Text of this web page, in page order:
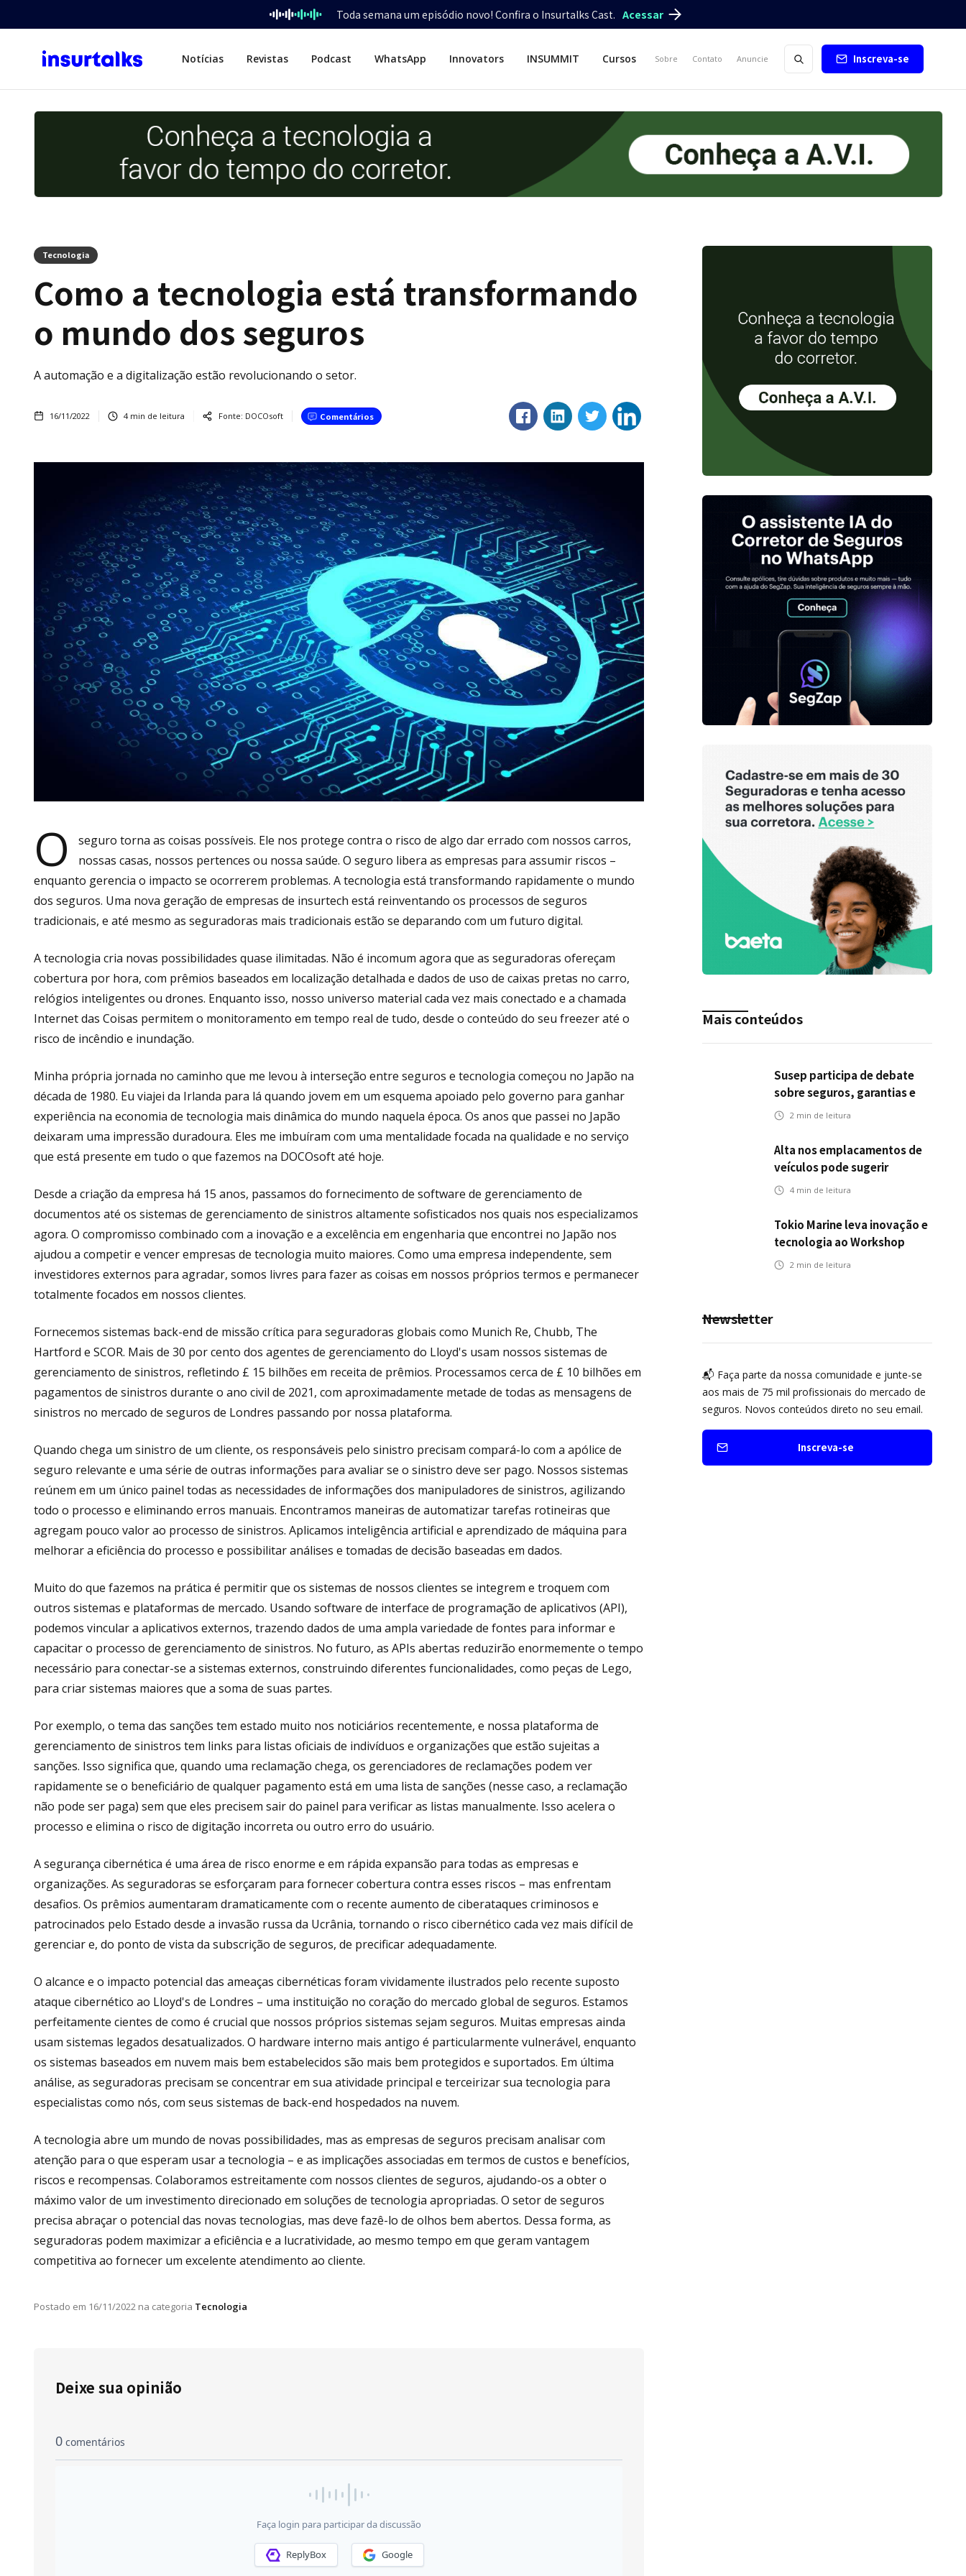
Toda semana um episódio novo! Confira o Insurtalks Cast. Acessar
Notícias Revistas Podcast WhatsApp Innovators INSUMMIT Cursos Sobre Contato Anuncie Inscreva-se
Tecnologia
Como a tecnologia está transformando
o mundo dos seguros
A automação e a digitalização estão revolucionando o setor.
16/11/2022 4min de leitura Fonte: DOCOsoft Comentários
O
seguro torna as coisas possíveis. Ele nos protege contra o risco de algo dar errado com nossos carros,
nossas casas, nossos pertences ou nossa saúde. O seguro libera as empresas para assumir riscos –
enquanto gerencia o impacto se ocorrerem problemas. A tecnologia está transformando rapidamente o mundo
dos seguros. Uma nova geração de empresas de insurtech está reinventando os processos de seguros
tradicionais, e até mesmo as seguradoras mais tradicionais estão se deparando com um futuro digital.
A tecnologia cria novas possibilidades quase ilimitadas. Não é incomum agora que as seguradoras ofereçam
cobertura por hora, com prêmios baseados em localização detalhada e dados de uso de caixas pretas no carro,
relógios inteligentes ou drones. Enquanto isso, nosso universo material cada vez mais conectado e a chamada
Internet das Coisas permitem o monitoramento em tempo real de tudo, desde o conteúdo do seu freezer até o
risco de incêndio e inundação.
Minha própria jornada no caminho que me levou à interseção entre seguros e tecnologia começou no Japão na
década de 1980. Eu viajei da Irlanda para lá quando jovem em um esquema apoiado pelo governo para ganhar
experiência na economia de tecnologia mais dinâmica do mundo naquela época. Os anos que passei no Japão
deixaram uma impressão duradoura. Eles me imbuíram com uma mentalidade focada na qualidade e no serviço
que está presente em tudo o que fazemos na DOCOsoft até hoje.
Desde a criação da empresa há 15 anos, passamos do fornecimento de software de gerenciamento de
documentos até os sistemas de gerenciamento de sinistros altamente sofisticados nos quais nos especializamos
agora. O compromisso combinado com a inovação e a excelência em engenharia que encontrei no Japão nos
ajudou a competir e vencer empresas de tecnologia muito maiores. Como uma empresa independente, sem
investidores externos para agradar, somos livres para fazer as coisas em nossos próprios termos e permanecer
totalmente focados em nossos clientes.
Fornecemos sistemas back-end de missão crítica para seguradoras globais como Munich Re, Chubb, The
Hartford e SCOR. Mais de 30 por cento dos agentes de gerenciamento do Lloyd's usam nossos sistemas de
gerenciamento de sinistros, refletindo £ 15 bilhões em receita de prêmios. Processamos cerca de £ 10 bilhões em
pagamentos de sinistros durante o ano civil de 2021, com aproximadamente metade de todas as mensagens de
sinistros no mercado de seguros de Londres passando por nossa plataforma.
Quando chega um sinistro de um cliente, os responsáveis ​​pelo sinistro precisam compará-lo com a apólice de
seguro relevante e uma série de outras informações para avaliar se o sinistro deve ser pago. Nossos sistemas
reúnem em um único painel todas as necessidades de informações dos manipuladores de sinistros, agilizando
todo o processo e eliminando erros manuais. Encontramos maneiras de automatizar tarefas rotineiras que
agregam pouco valor ao processo de sinistros. Aplicamos inteligência artificial e aprendizado de máquina para
melhorar a eficiência do processo e possibilitar análises e tomadas de decisão baseadas em dados.
Muito do que fazemos na prática é permitir que os sistemas de nossos clientes se integrem e troquem com
outros sistemas e plataformas de mercado. Usando software de interface de programação de aplicativos (API),
podemos vincular a aplicativos externos, trazendo dados de uma ampla variedade de fontes para informar e
capacitar o processo de gerenciamento de sinistros. No futuro, as APIs abertas reduzirão enormemente o tempo
necessário para conectar-se a sistemas externos, construindo diferentes funcionalidades, como peças de Lego,
para criar sistemas maiores que a soma de suas partes.
Por exemplo, o tema das sanções tem estado muito nos noticiários recentemente, e nossa plataforma de
gerenciamento de sinistros tem links para listas oficiais de indivíduos e organizações que estão sujeitas a
sanções. Isso significa que, quando uma reclamação chega, os gerenciadores de reclamações podem ver
rapidamente se o beneficiário de qualquer pagamento está em uma lista de sanções (nesse caso, a reclamação
não pode ser paga) sem que eles precisem sair do painel para verificar as listas manualmente. Isso acelera o
processo e elimina o risco de digitação incorreta ou outro erro do usuário.
A segurança cibernética é uma área de risco enorme e em rápida expansão para todas as empresas e
organizações. As seguradoras se esforçaram para fornecer cobertura contra esses riscos – mas enfrentam
desafios. Os prêmios aumentaram dramaticamente com o recente aumento de ciberataques criminosos e
patrocinados pelo Estado desde a invasão russa da Ucrânia, tornando o risco cibernético cada vez mais difícil de
gerenciar e, do ponto de vista da subscrição de seguros, de precificar adequadamente.
O alcance e o impacto potencial das ameaças cibernéticas foram vividamente ilustrados pelo recente suposto
ataque cibernético ao Lloyd's de Londres – uma instituição no coração do mercado global de seguros. Estamos
perfeitamente cientes de como é crucial que nossos próprios sistemas sejam seguros. Muitas empresas ainda
usam sistemas legados desatualizados. O hardware interno mais antigo é particularmente vulnerável, enquanto
os sistemas baseados em nuvem mais bem estabelecidos são mais bem protegidos e suportados. Em última
análise, as seguradoras precisam se concentrar em sua atividade principal e terceirizar sua tecnologia para
especialistas como nós, com seus sistemas de back-end hospedados na nuvem.
A tecnologia abre um mundo de novas possibilidades, mas as empresas de seguros precisam analisar com
atenção para o que esperam usar a tecnologia – e as implicações associadas em termos de custos e benefícios,
riscos e recompensas. Colaboramos estreitamente com nossos clientes de seguros, ajudando-os a obter o
máximo valor de um investimento direcionado em soluções de tecnologia apropriadas. O setor de seguros
precisa abraçar o potencial das novas tecnologias, mas deve fazê-lo de olhos bem abertos. Dessa forma, as
seguradoras podem maximizar a eficiência e a lucratividade, ao mesmo tempo em que geram vantagem
competitiva ao fornecer um excelente atendimento ao cliente.
Postado em 16/11/2022 na categoria Tecnologia
Deixe sua opinião
Mais conteúdos
Susep participa de debate
sobre seguros, garantias e
riscos em infraestrutura de
2 min de leitura
Alta nos emplacamentos de
veículos pode sugerir
oportunidades para o seguro
4 min de leitura
Tokio Marine leva inovação e
tecnologia ao Workshop
Integrativo da Poli-USP
2 min de leitura
Newsletter
📬 Faça parte da nossa comunidade e junte-se
aos mais de 75 mil profissionais do mercado de
seguros. Novos conteúdos direto no seu email.
Inscreva-se